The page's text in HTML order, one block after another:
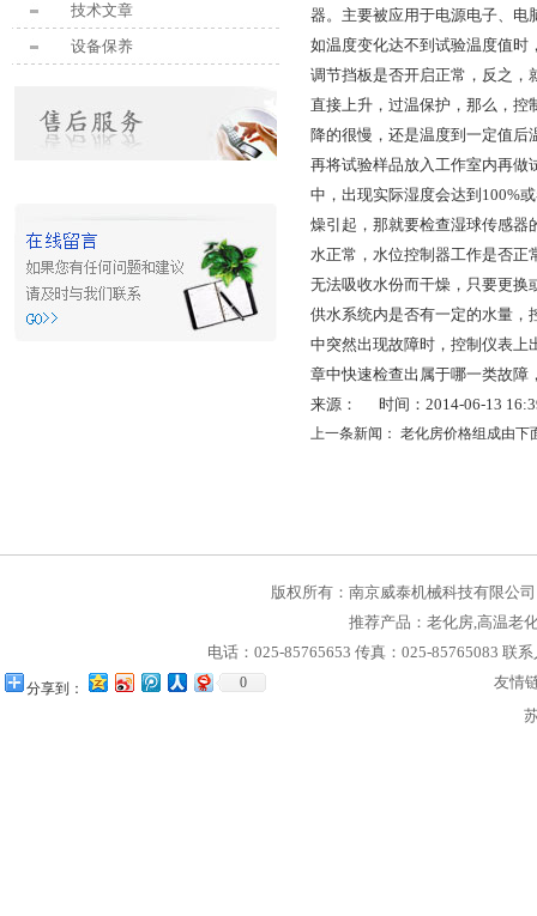
技术文章
设备保养
器。主要被应用于电源电子、
如温度变化达不到试验温度值
调节挡板是否开启正常，反之，
直接上升，过温保护，那么，
降的很慢，还是温度到一定值
再将试验样品放入工作室内再
中，出现实际湿度会达到100%
燥引起，那就要检查湿球传感
水正常，水位控制器工作是否
无法吸收水份而干燥，只要更
供水系统内是否有一定的水量
中突然出现故障时，控制仪表
章中快速检查出属于哪一类故
来源： 时间：2014-06-13
上一条新闻： 老化房价格组成由下
版权所有： 南京威泰机械科技有限公司
推荐产品： 老化房,高温老
电话：025-85765653 传真：025-85765083 联
分享到： 0
友情